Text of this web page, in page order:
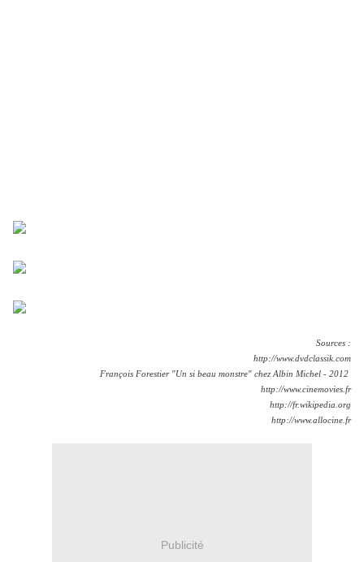
Sources :
http://www.dvdclassik.com
François Forestier "Un si beau monstre" chez Albin Michel - 2012
http://www.cinemovies.fr
http://fr.wikipedia.org
http://www.allocine.fr
Publicité